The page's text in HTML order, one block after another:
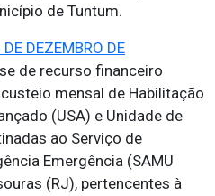
de Tuntum.
DEZEMBRO DE
de recurso financeiro
mensal de Habilitação
(USA) e Unidade de
ao Serviço de
Emergência (SAMU
(RJ), pertencentes à